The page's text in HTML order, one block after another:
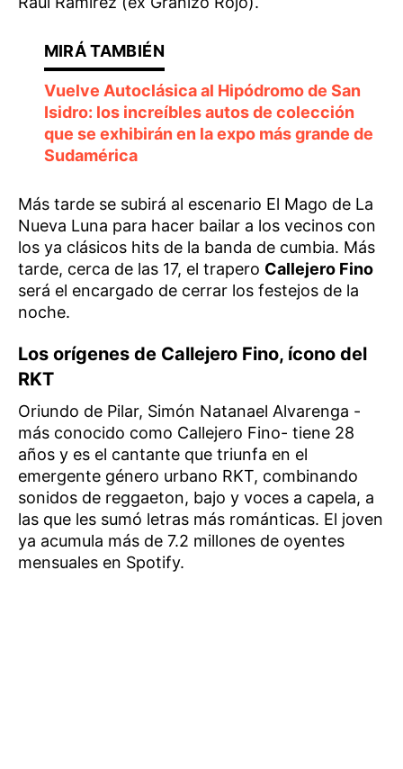
Vuelve Autoclásica al Hipódromo de San
Isidro: los increíbles autos de colección
que se exhibirán en la expo más grande de
Sudamérica
Más tarde se subirá al escenario El Mago de La
Nueva Luna para hacer bailar a los vecinos con
los ya clásicos hits de la banda de cumbia. Más
tarde, cerca de las 17, el trapero Callejero Fino
será el encargado de cerrar los festejos de la
noche.
Los orígenes de Callejero Fino, ícono del
RKT
Oriundo de Pilar, Simón Natanael Alvarenga -
más conocido como Callejero Fino- tiene 28
años y es el cantante que triunfa en el
emergente género urbano RKT, combinando
sonidos de reggaeton, bajo y voces a capela, a
las que les sumó letras más románticas. El joven
ya acumula más de 7.2 millones de oyentes
mensuales en Spotify.